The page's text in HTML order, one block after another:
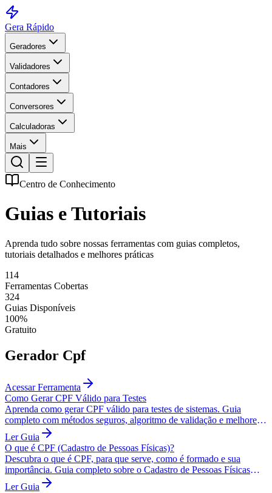
Gera Rápido
Geradores
Validadores
Contadores
Conversores
Calculadoras
Mais
Centro de Conhecimento
Guias e Tutoriais
Aprenda tudo sobre nossas ferramentas com guias completos,
tutoriais detalhados e melhores práticas
114
Ferramentas Cobertas
324
Guias Disponíveis
100%
Gratuito
Gerador Cpf
Acessar Ferramenta
Como Gerar CPF Válido para Testes
Aprenda como gerar CPF válido para testes de sistemas. Guia
completo com métodos seguros, algoritmo de validação e melhores
práticas para desenvolvimento.
Ler Guia
O que é CPF (Cadastro de Pessoas Físicas)?
Descubra o que é CPF, para que serve, como é formado e sua
importância. Guia completo sobre o Cadastro de Pessoas Físicas
brasileiro.
Ler Guia